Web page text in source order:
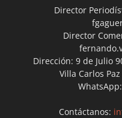
Director
Director
Dirección: 9 de Julio
Villa Carlos
Contáctanos: